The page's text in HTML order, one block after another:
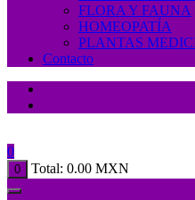
FLORA Y FAUNA
HOMEOPATÍA
PLANTAS
Contacto
0
0 Total: 0.00 MXN